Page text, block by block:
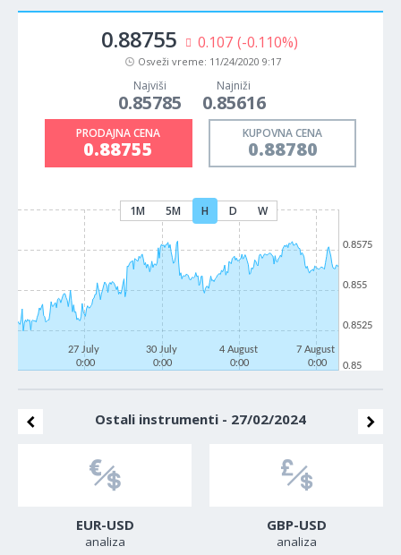
0.88755 0.107 (-0.110%)
Osveži vreme: 11/24/2020 9:17
Najviši
0.85785
Najniži
0.85616
PRODAJNA CENA
0.88755
KUPOVNA CENA
0.88780
1M 5M H D W
27 July
0:00
30 July
0:00
4 August
0:00
7 August
0:00
0.85
0.8525
0.855
0.8575
Ostali instrumenti - 27/02/2024
EUR-USD
analiza
GBP-USD
analiza